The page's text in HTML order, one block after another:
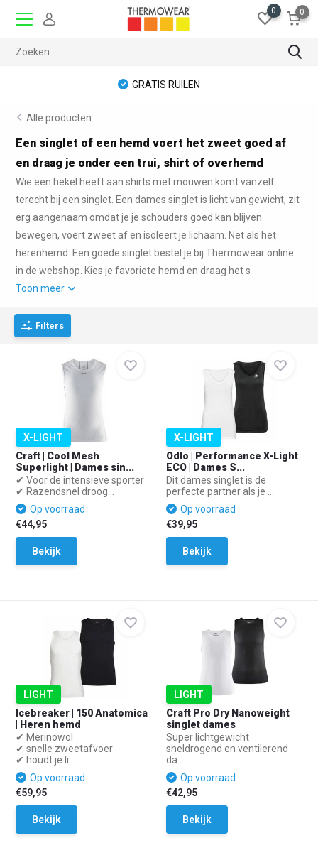
0 0
GRATIS RUILEN
Alle producten
Een singlet of een hemd voert het zweet goed af
en draag je onder een trui, shirt of overhemd
Wie een hekel heeft aan shirts met mouwen komt vanzelf
terecht bij een singlet. Een dames singlet is licht van gewicht, zit
erg aangenaam omdat je je schouders goed kan blijven
bewegen, voert zweet af en isoleert je lichaam. Net als het
herenhemd. Een goede singlet bestel je bij Thermowear online
in de webshop. Kies je favoriete hemd en draag het s
Toon meer
Filters
X-LIGHT
Craft | Cool Mesh
Superlight | Dames sin...
✔ Voor de intensieve sporter
✔ Razendsnel droog...
Op voorraad
€44,95
Bekijk
X-LIGHT
Odlo | Performance X-Light
ECO | Dames S...
Dit dames singlet is de
perfecte partner als je ...
Op voorraad
€39,95
Bekijk
LIGHT
Icebreaker | 150 Anatomica
| Heren hemd
✔ Merinowol
✔ snelle zweetafvoer
✔ houdt je li...
Op voorraad
€59,95
Bekijk
LIGHT
Craft Pro Dry Nanoweight
singlet dames
Super lichtgewicht
sneldrogend en ventilerend
da...
Op voorraad
€42,95
Bekijk